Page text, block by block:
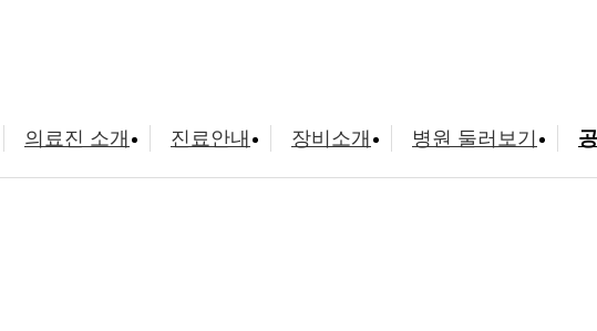
의료진 소개 진료안내 장비소개 병원 둘러보기